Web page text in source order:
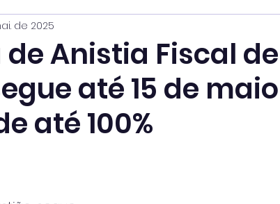
Anistia Fiscal
até 15 de
até 100%
de 2025